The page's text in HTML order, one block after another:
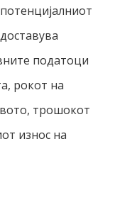
податоци
рокот на
трошокот
износ на